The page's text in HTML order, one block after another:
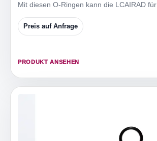
Mit diesen O-Ringen kann die LCAIRAD für
Preis auf Anfrage
PRODUKT ANSEHEN